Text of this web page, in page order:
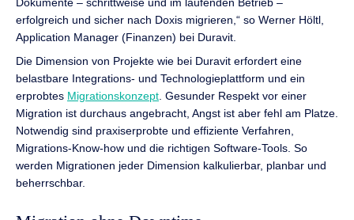
erfolgreich und sicher nach Doxis migrieren,“ so Werner Höltl,
Application Manager (Finanzen) bei Duravit.
Die Dimension von Projekte wie bei Duravit erfordert eine
belastbare Integrations- und Technologieplattform und ein
erprobtes Migrationskonzept. Gesunder Respekt vor einer
Migration ist durchaus angebracht, Angst ist aber fehl am Platze.
Notwendig sind praxiserprobte und effiziente Verfahren,
Migrations-Know-how und die richtigen Software-Tools. So
werden Migrationen jeder Dimension kalkulierbar, planbar und
beherrschbar.